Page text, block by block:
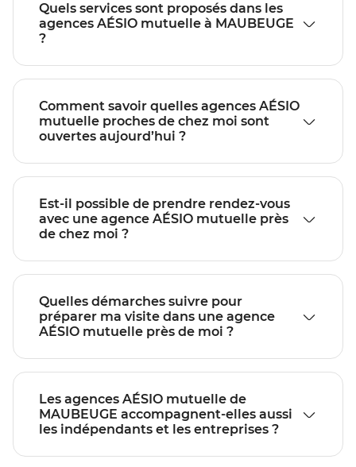
Quels services sont proposés dans les
agences AÉSIO mutuelle à MAUBEUGE
?
Comment savoir quelles agences AÉSIO
mutuelle proches de chez moi sont
ouvertes aujourd’hui ?
Est-il possible de prendre rendez-vous
avec une agence AÉSIO mutuelle près
de chez moi ?
Quelles démarches suivre pour
préparer ma visite dans une agence
AÉSIO mutuelle près de moi ?
Les agences AÉSIO mutuelle de
MAUBEUGE accompagnent-elles aussi
les indépendants et les entreprises ?